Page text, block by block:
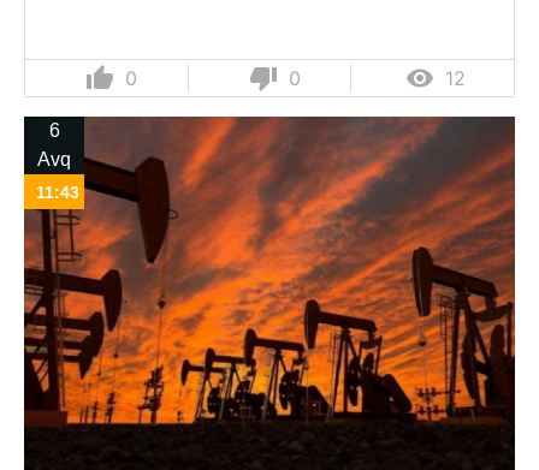
thumb_up 0 thumb_down 0  12
6
Avq
11:43